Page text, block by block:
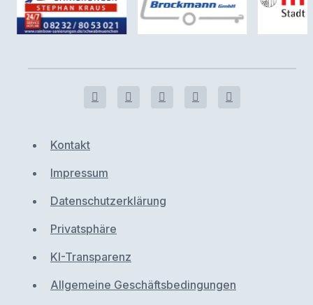
Kontakt
Impressum
Datenschutzerklärung
Privatsphäre
KI-Transparenz
Allgemeine Geschäftsbedingungen